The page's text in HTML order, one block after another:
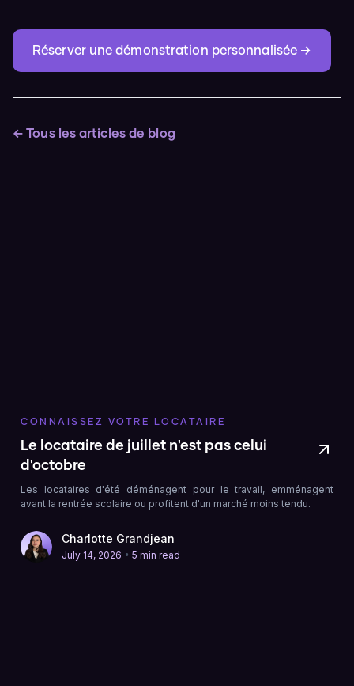
Réserver une démonstration personnalisée →
← Tous les articles de blog
CONNAISSEZ VOTRE LOCATAIRE
Le locataire de juillet n'est pas celui
d'octobre
Les locataires d'été déménagent pour le travail, emménagent
avant la rentrée scolaire ou profitent d'un marché moins tendu.
Charlotte Grandjean
July 14, 2026 • 5 min read